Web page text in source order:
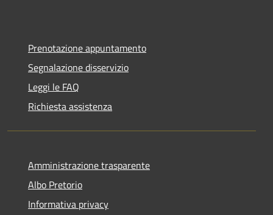
Prenotazione appuntamento
Segnalazione disservizio
Leggi le FAQ
Richiesta assistenza
Amministrazione trasparente
Albo Pretorio
Informativa privacy